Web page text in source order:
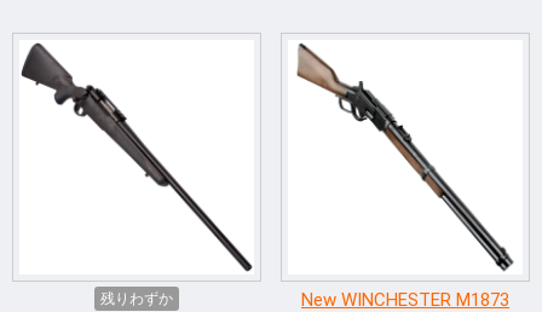
残りわずか
New WINCHESTER M1873